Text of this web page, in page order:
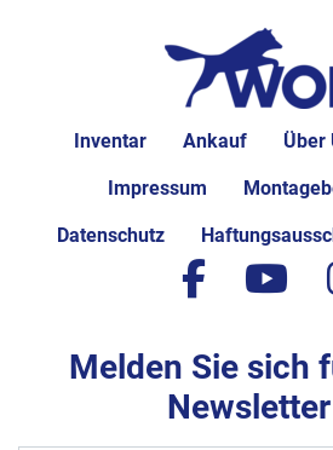
Inventar Ankauf Über
Impressum
Datenschutz
Melden Sie sich